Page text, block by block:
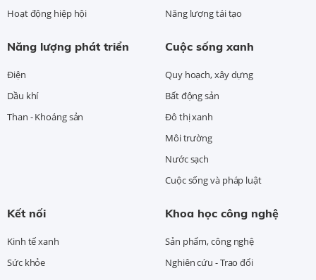
Hoạt động hiệp hội
Năng lượng tái tạo
Năng lượng phát triển
Điện
Dầu khí
Than - Khoáng sản
Cuộc sống xanh
Quy hoạch, xây dựng
Bất động sản
Đô thị xanh
Môi trường
Nước sạch
Cuộc sống và pháp luật
Kết nối
Kinh tế xanh
Sức khỏe
Khoa học công nghệ
Sản phẩm, công nghệ
Nghiên cứu - Trao đổi